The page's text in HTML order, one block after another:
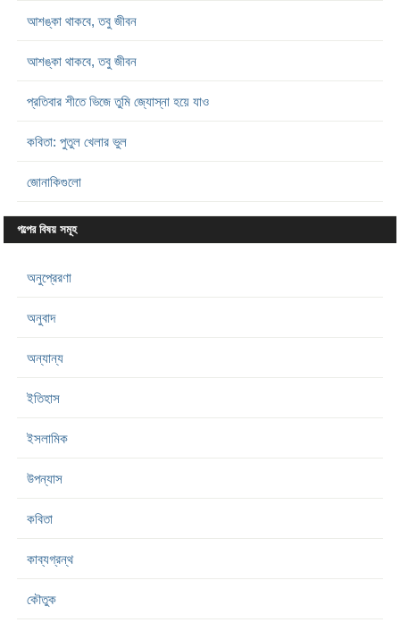
আশঙ্কা থাকবে, তবু জীবন
আশঙ্কা থাকবে, তবু জীবন
প্রতিবার শীতে ভিজে তুমি জ্যোস্না হয়ে যাও
কবিতা: পুতুল খেলার ভুল
জোনাকিগুলো
গল্পের বিষয় সমূহ
অনুপ্রেরণা
অনুবাদ
অন্যান্য
ইতিহাস
ইসলামিক
উপন্যাস
কবিতা
কাব্যগ্রন্থ
কৌতুক